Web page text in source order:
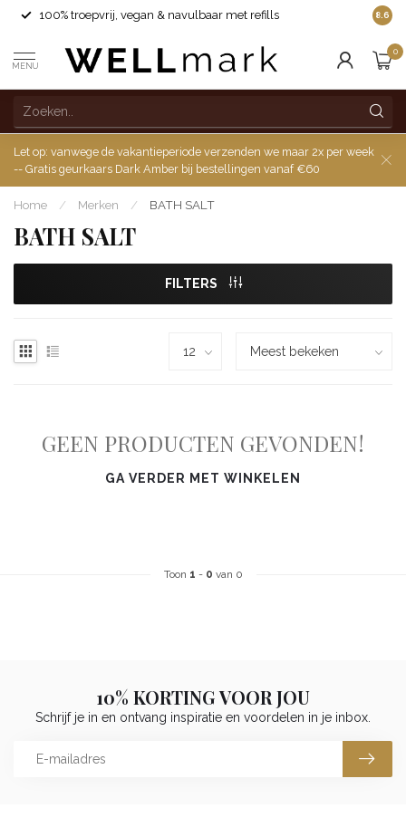
100% troepvrij, vegan & navulbaar met refills 8.6
MENU
0
Let op: vanwege de vakantieperiode verzenden we maar 2x per week
-- Gratis geurkaars Dark Amber bij bestellingen vanaf €60
Home / Merken / BATH SALT
BATH SALT
FILTERS
GEEN PRODUCTEN GEVONDEN!
GA VERDER MET WINKELEN
Toon 1 - 0 van 0
10% KORTING VOOR JOU
Schrijf je in en ontvang inspiratie en voordelen in je inbox.